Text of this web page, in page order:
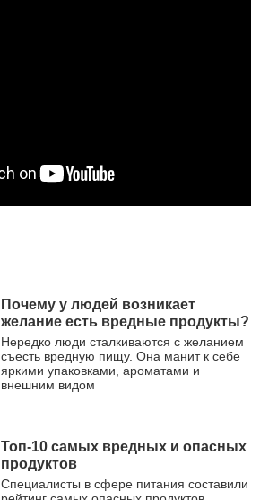
Почему у людей возникает
желание есть вредные продукты?
Нередко люди сталкиваются с желанием
съесть вредную пищу. Она манит к себе
яркими упаковками, ароматами и
внешним видом
Топ-10 самых вредных и опасных
продуктов
Специалисты в сфере питания составили